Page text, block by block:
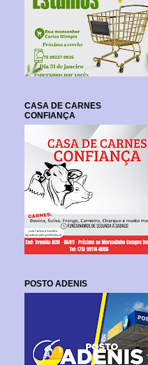
CASA DE CARNES
CONFIANÇA
POSTO ADENIS